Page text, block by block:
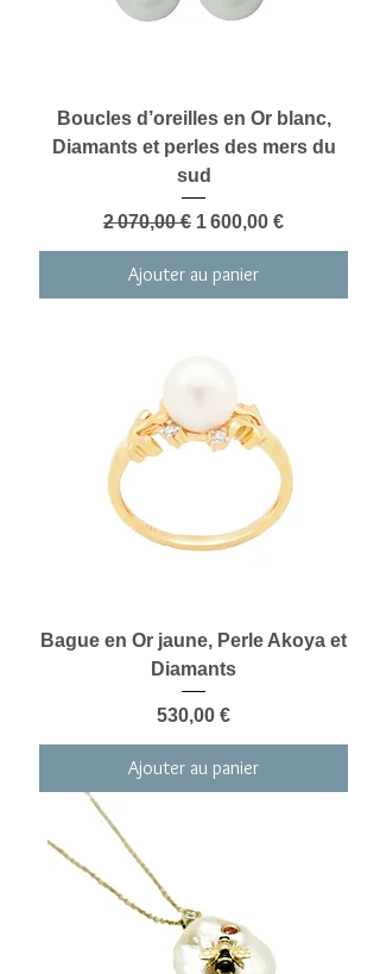
Boucles d’oreilles en Or blanc,
Diamants et perles des mers du
sud
Prix original
2 070,00 € Prix promotionnel
1 600,00 €
Ajouter au panier
Bague en Or jaune, Perle Akoya et
Diamants
Prix
530,00 €
Ajouter au panier